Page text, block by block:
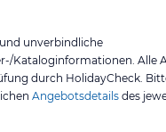
unverbindliche
Kataloginformationen. Alle
durch HolidayCheck.
Angebotsdetails des